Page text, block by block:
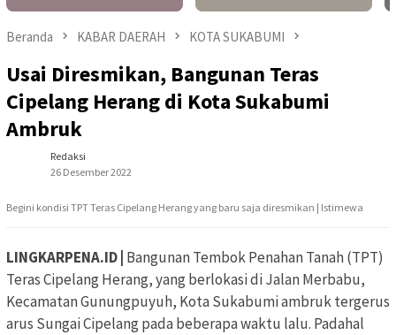
Beranda KABAR DAERAH KOTA SUKABUMI
Usai Diresmikan, Bangunan Teras
Cipelang Herang di Kota Sukabumi
Ambruk
Redaksi
26 Desember 2022
Begini kondisi TPT Teras Cipelang Herang yang baru saja diresmikan | Istimewa
LINGKARPENA.ID | Bangunan Tembok Penahan Tanah (TPT)
Teras Cipelang Herang, yang berlokasi di Jalan Merbabu,
Kecamatan Gunungpuyuh, Kota Sukabumi ambruk tergerus
arus Sungai Cipelang pada beberapa waktu lalu. Padahal